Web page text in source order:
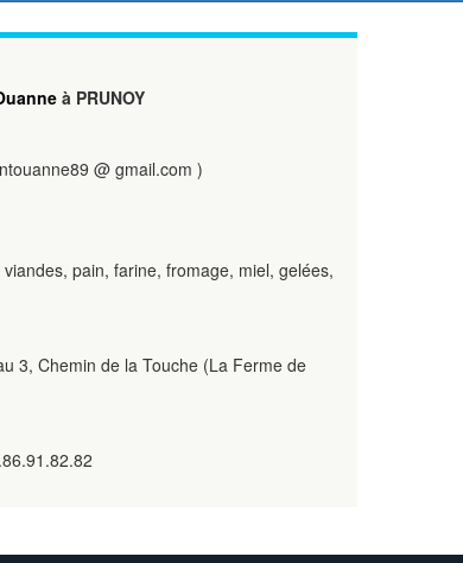
à PRUNOY
@ gmail.com )
pain, farine, fromage, miel, gelées,
3, Chemin de la Touche (La Ferme de